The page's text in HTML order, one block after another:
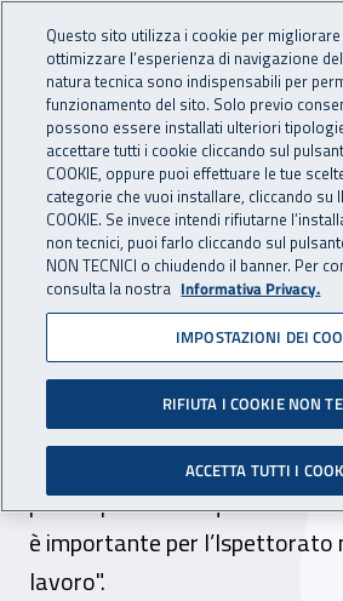
INAIL - Istituto
Navigazione
Navigazione - Ti trovi in:
Home Inail comunica Scadenze
Questionario
opinione è
l’Ispettorato
lavoro"
Scade il 14 aprile 2020 il
partecipazione al questionario
è importante per l’Ispettorato
lavoro".
Questo sito utilizza i cookie per
ottimizzare l’esperienza di navigazione
natura tecnica sono indispensabili per
funzionamento del sito. Solo previo
possono essere installati ulteriori
accettare tutti i cookie cliccando sul
COOKIE, oppure puoi effettuare le tue
categorie che vuoi installare, cliccando su
COOKIE. Se invece intendi rifiutarne
non tecnici, puoi farlo cliccando sul
NON TECNICI o chiudendo il banner. Per
consulta la nostra Informativa Privacy.
IMPOSTAZIONI DEI
RIFIUTA I COOKIE NON
ACCETTA TUTTI I